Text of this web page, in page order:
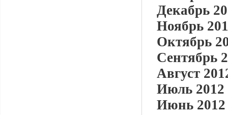
Декабрь
Ноябрь
Октябрь
Сентябрь
Август
Июль 2012
Июнь 2012